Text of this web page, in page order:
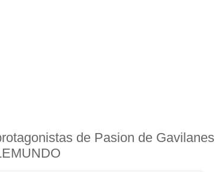
de Pasion de Gavilanes